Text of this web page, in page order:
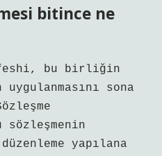
bitince ne
feshi, bu birliğin
sona
yapılana